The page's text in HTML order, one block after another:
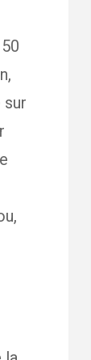
sur